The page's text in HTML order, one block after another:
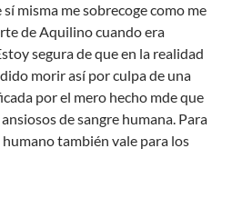
misma me sobrecoge como me
de Aquilino cuando era
segura de que en la realidad
morir así por culpa de una
por el mero hecho mde que
de sangre humana. Para
también vale para los